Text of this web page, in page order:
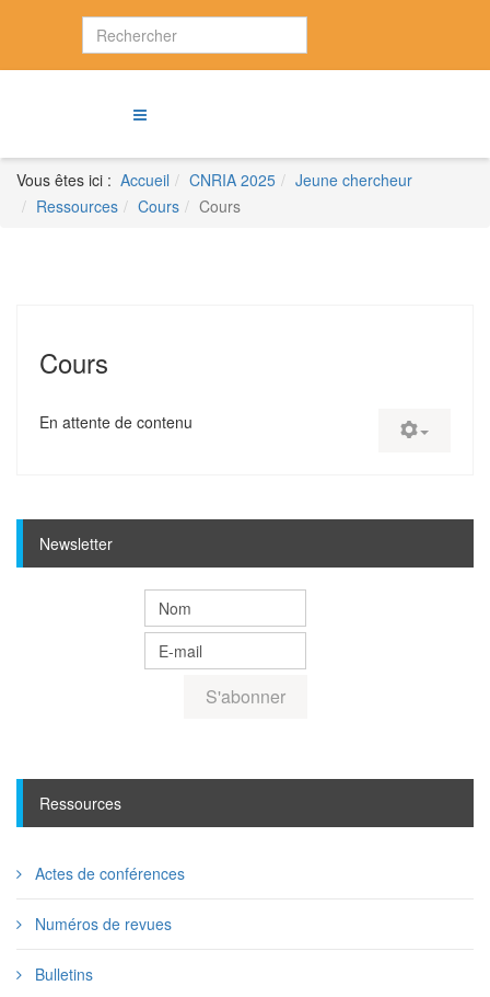
Vous êtes ici : Accueil CNRIA 2025
Jeune chercheur
Ressources
Cours Cours
Cours
En attente de contenu
Newsletter
Ressources
Actes de conférences
Numéros de revues
Bulletins